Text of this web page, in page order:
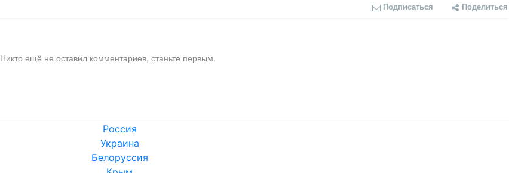
Подписаться Поделиться
Никто ещё не оставил комментариев, станьте первым.
Россия
Украина
Белоруссия